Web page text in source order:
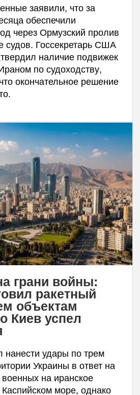
заявили, что за
обеспечили
через Ормузский пролив
судов. Госсекретарь США
наличие подвижек
по судоходству,
окончательное решение
грани войны:
ракетный
объектам
Киев успел
нанести удары по трем
Украины в ответ на
военных на иранское
море, однако